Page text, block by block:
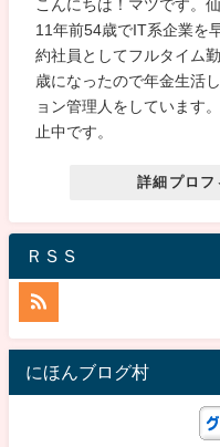
こんにちは！マツです。
11年前54歳でIT系企業を
約社員としてフルタイム
歳になったので年金生活
ョン管理人をしています
止中です。
詳細プロフ
ＲＳＳ
にほんブログ村